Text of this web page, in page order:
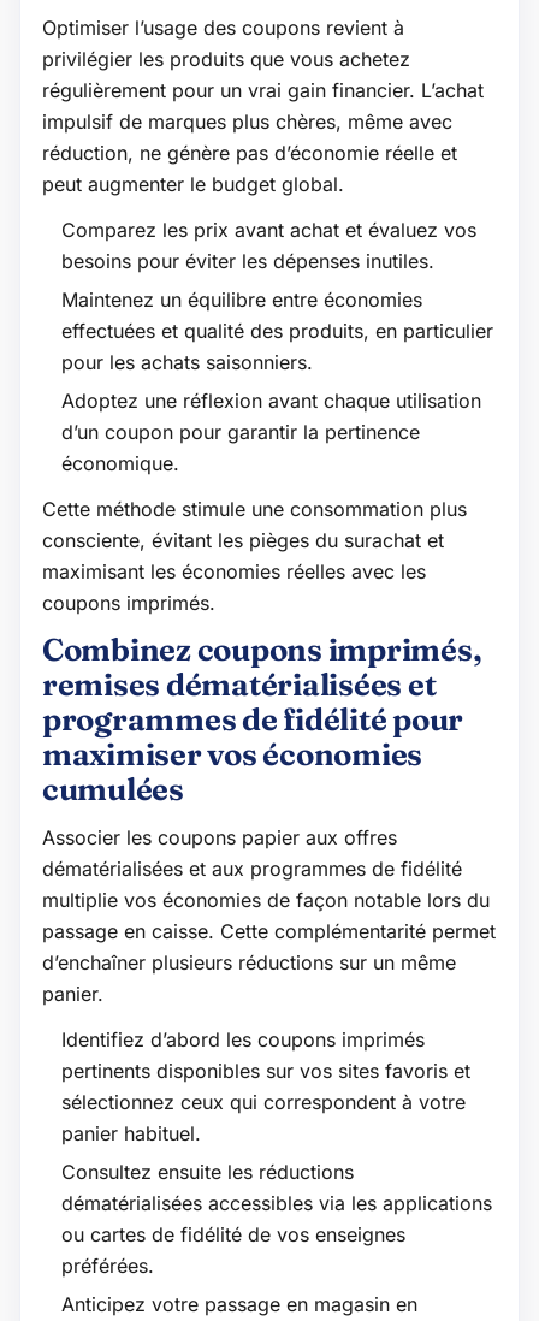
Optimiser l’usage des coupons revient à
privilégier les produits que vous achetez
régulièrement pour un vrai gain financier. L’achat
impulsif de marques plus chères, même avec
réduction, ne génère pas d’économie réelle et
peut augmenter le budget global.
Comparez les prix avant achat et évaluez vos
besoins pour éviter les dépenses inutiles.
Maintenez un équilibre entre économies
effectuées et qualité des produits, en particulier
pour les achats saisonniers.
Adoptez une réflexion avant chaque utilisation
d’un coupon pour garantir la pertinence
économique.
Cette méthode stimule une consommation plus
consciente, évitant les pièges du surachat et
maximisant les économies réelles avec les
coupons imprimés.
Combinez coupons imprimés,
remises dématérialisées et
programmes de fidélité pour
maximiser vos économies
cumulées
Associer les coupons papier aux offres
dématérialisées et aux programmes de fidélité
multiplie vos économies de façon notable lors du
passage en caisse. Cette complémentarité permet
d’enchaîner plusieurs réductions sur un même
panier.
Identifiez d’abord les coupons imprimés
pertinents disponibles sur vos sites favoris et
sélectionnez ceux qui correspondent à votre
panier habituel.
Consultez ensuite les réductions
dématérialisées accessibles via les applications
ou cartes de fidélité de vos enseignes
préférées.
Anticipez votre passage en magasin en